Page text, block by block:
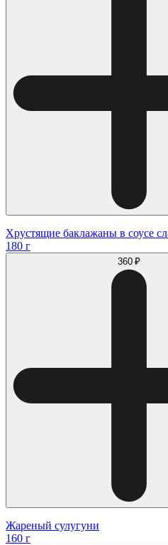
Хрустящие баклажаны в соусе
180 г
360 ₽
Жареный сулугуни
160 г